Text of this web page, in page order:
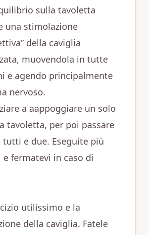
sulla tavoletta
una stimolazione
della caviglia
muovendola in tutte
e agendo principalmente
nervoso.
a aappoggiare un solo
tavoletta, per poi passare
tutti e due. Eseguite più
fermatevi in caso di
utilissimo e la
della caviglia. Fatele